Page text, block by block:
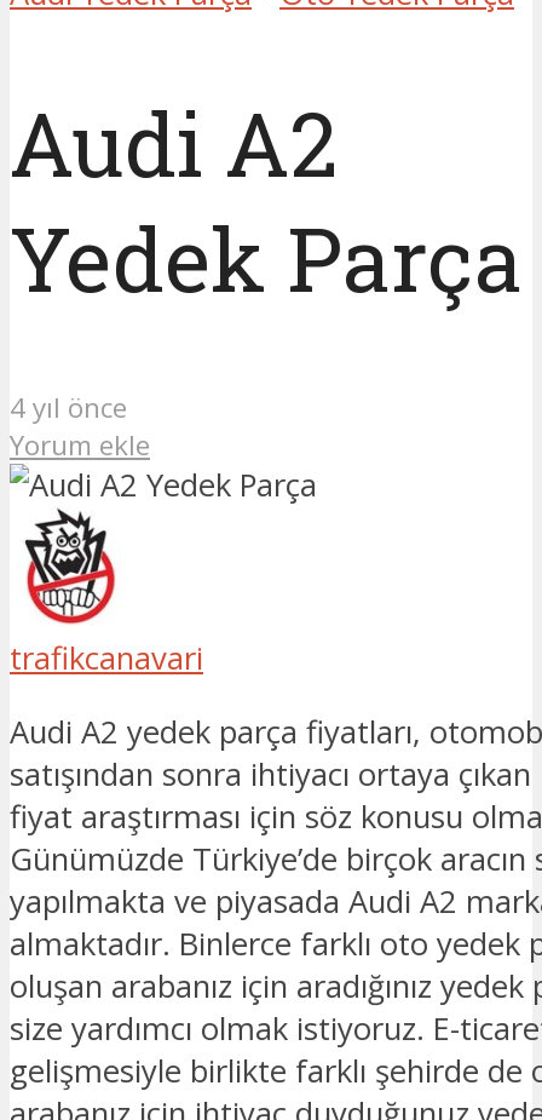
Audi A2
Yedek Parça
4 yıl önce
Yorum ekle
trafikcanavari
Audi A2 yedek parça fiyatları,
satışından sonra ihtiyacı ortaya
fiyat araştırması için söz konusu
Günümüzde Türkiye’de birçok aracın
yapılmakta ve piyasada Audi A2
almaktadır. Binlerce farklı oto yedek
oluşan arabanız için aradığınız
size yardımcı olmak istiyoruz. E-
gelişmesiyle birlikte farklı şehirde de